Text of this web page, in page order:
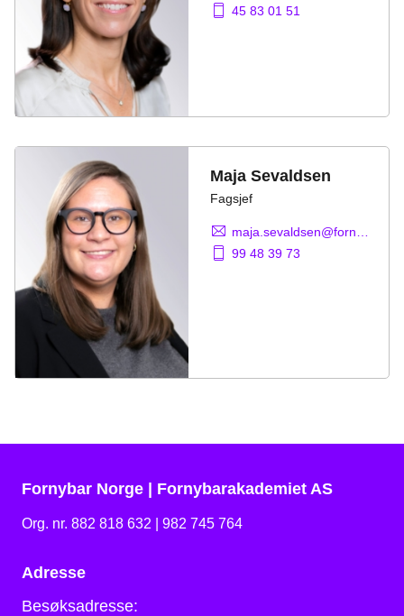
45 83 01 51
Maja Sevaldsen
Fagsjef
99 48 39 73
Fornybar Norge | Fornybarakademiet AS
Org. nr. 882 818 632 | 982 745 764
Adresse
Besøksadresse: